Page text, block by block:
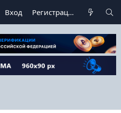
Вход Регистрация